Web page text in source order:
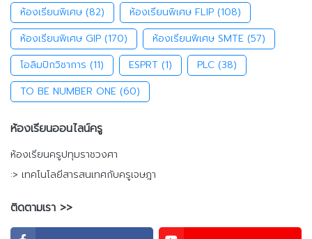
ห้องเรียนพิเศษ (82) ห้องเรียนพิเศษ FLIP (108)
ห้องเรียนพิเศษ GIP (170) ห้องเรียนพิเศษ SMTE (57)
โอลิมปิกวิชาการ (11) ESPRT (1) PLC (38)
TO BE NUMBER ONE (60)
ห้องเรียนออนไลน์ครู
ห้องเรียนครูปทุมราชวงศา
:> เทคโนโลยีสารสนเทศกับครูเจษฎา
ติดตามเรา >>